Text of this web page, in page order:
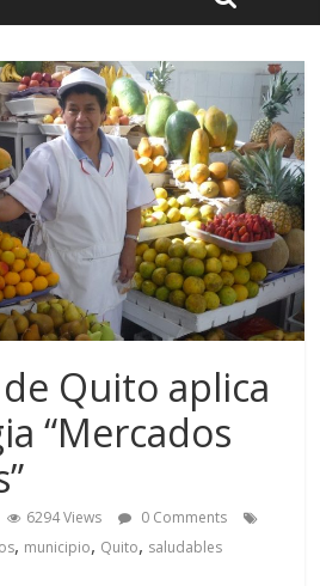
Quito aplica
“Mercados
6294 Views
0 Comments
, municipio, Quito, saludables